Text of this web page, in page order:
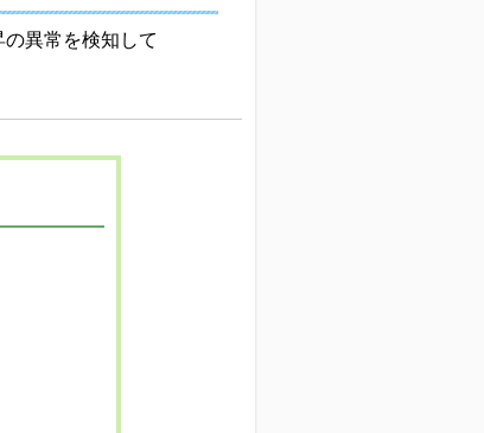
異常を検知して